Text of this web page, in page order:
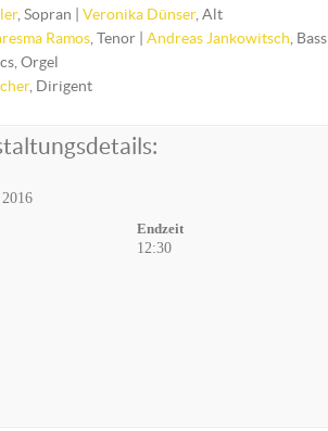
, Sopran | Veronika Dünser, Alt
Ramos , Tenor | Andreas Jankowitsch , Bass
Orgel
, Dirigent
Endzeit
12:30